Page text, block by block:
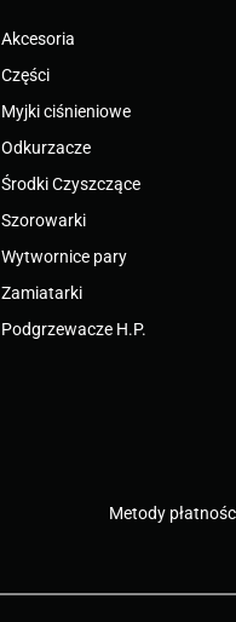
Akcesoria
Części
Myjki ciśnieniowe
Odkurzacze
Środki Czyszczące
Szorowarki
Wytwornice pary
Zamiatarki
Podgrzewacze H.P.
Metody